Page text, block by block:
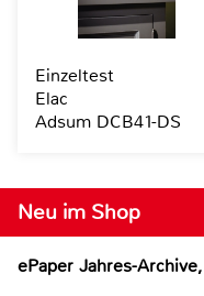
Neu im Shop
ePaper Jahres-
Einzeltest
Elac
Adsum DCB41-DS